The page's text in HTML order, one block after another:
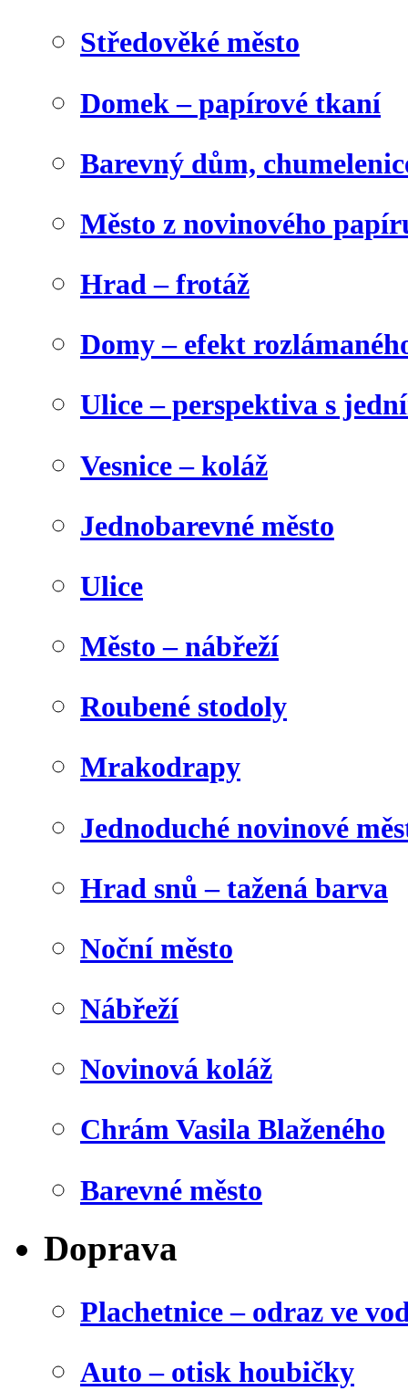
Středověké město
Domek – papírové tkaní
Barevný dům,
Město z novinového
Hrad – frotáž
Domy – efekt
Ulice – perspektiva s
Vesnice – koláž
Jednobarevné město
Ulice
Město – nábřeží
Roubené stodoly
Mrakodrapy
Jednoduché novinové
Hrad snů – tažená barva
Noční město
Nábřeží
Novinová koláž
Chrám Vasila Blaženého
Barevné město
Doprava
Plachetnice – odraz ve
Auto – otisk houbičky